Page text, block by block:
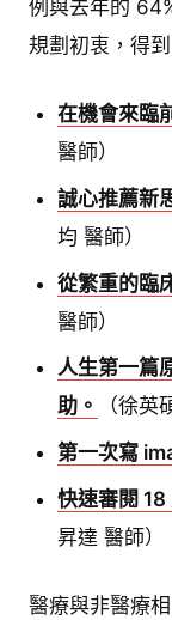
例與去年的
規劃初衷，得
在機會來臨
醫師）
誠心推薦新
均 醫師）
從繁重的臨
醫師）
人生第一篇
助。
（徐英
第一次寫
快速審閱 18
昇達 醫師）
醫療與非醫療